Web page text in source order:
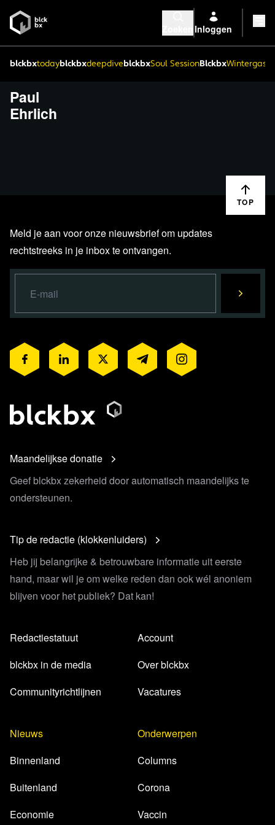
Inloggen
blckbxtodayblckbxdeepdiveblckbxSoul SessionBlckbx
Paul
Ehrlich
TOP
Meld je aan voor onze nieuwsbrief om updates
rechtstreeks in je inbox te ontvangen.
Maandelijkse donatie
Geef blckbx zekerheid door automatisch maandelijks te
ondersteunen.
Tip de redactie (klokkenluiders)
Heb jij belangrijke & betrouwbare informatie uit eerste
hand, maar wil je om welke reden dan ook wél anoniem
blijven voor het publiek? Dat kan!
Redactiestatuut
blckbx in de media
Communityrichtlijnen
Account
Over blckbx
Vacatures
Nieuws
Binnenland
Buitenland
Economie
Onderwerpen
Columns
Corona
Vaccin